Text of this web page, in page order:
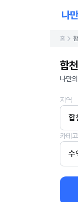
홈
합
나만
지역
합
카테
수